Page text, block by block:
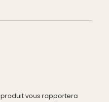
vous rapportera